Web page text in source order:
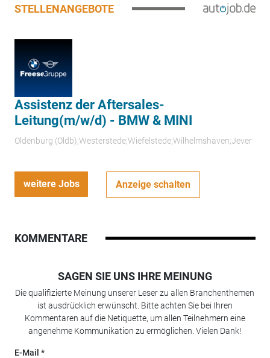
STELLENANGEBOTE
Assistenz der Aftersales-
Leitung(m/w/d) - BMW & MINI
Oldenburg (Oldb);Westerstede;Wiefelstede;Wilhelmshaven;Jever
weitere Jobs Anzeige schalten
KOMMENTARE
SAGEN SIE UNS IHRE MEINUNG
Die qualifizierte Meinung unserer Leser zu allen Branchenthemen
ist ausdrücklich erwünscht. Bitte achten Sie bei Ihren
Kommentaren auf die Netiquette, um allen Teilnehmern eine
angenehme Kommunikation zu ermöglichen. Vielen Dank!
E-Mail